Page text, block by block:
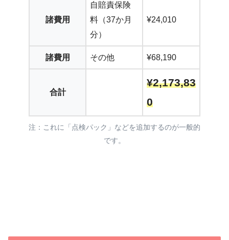
諸費用
自賠責保険
料（37か月
分）
¥24,010
諸費用 その他 ¥68,190
合計
¥2,173,83
0
注：これに「点検パック」などを追加するのが一般的
です。